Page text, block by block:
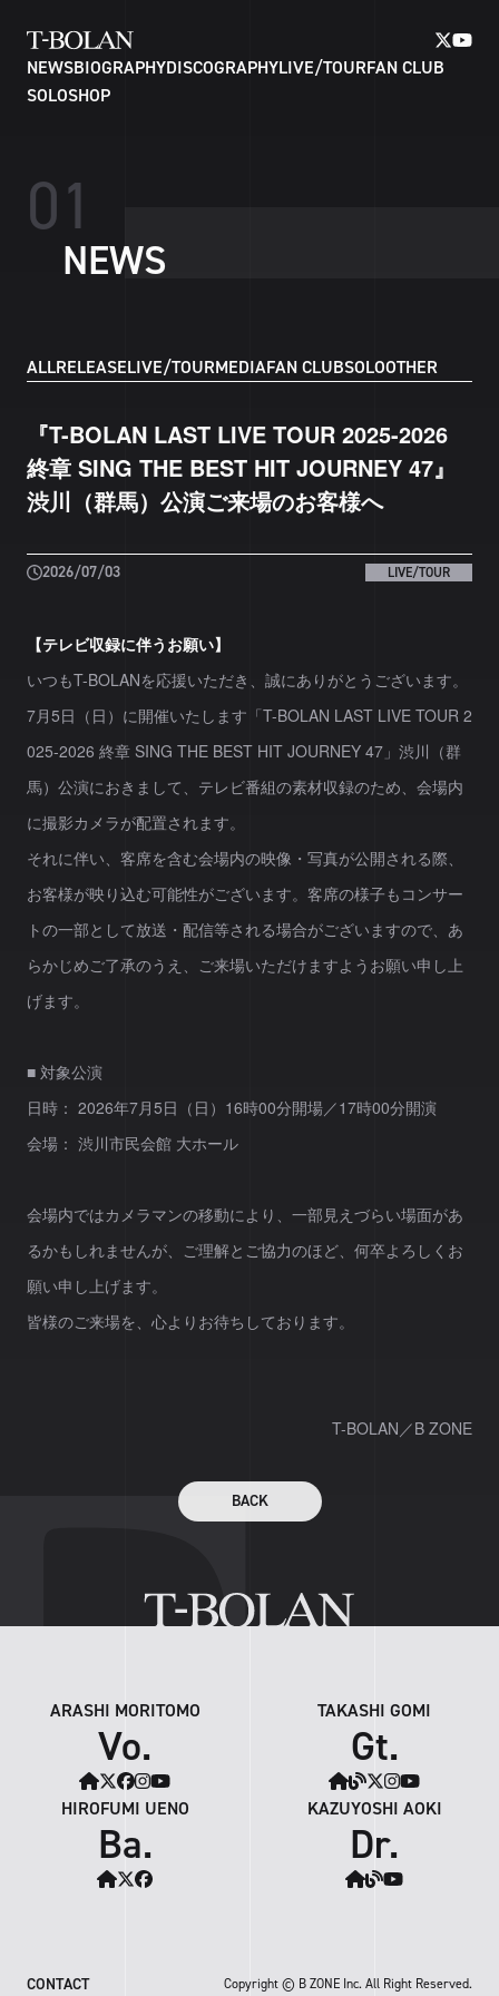
NEWSBIOGRAPHYDISCOGRAPHYLIVE/TOURFAN CLUB
SOLOSHOP
01
NEWS
ALLRELEASELIVE/TOURMEDIAFAN CLUBSOLOOTHER
『T-BOLAN LAST LIVE TOUR 2025-2026
終章 SING THE BEST HIT JOURNEY 47』
渋川（群馬）公演ご来場のお客様へ
2026/07/03 LIVE/TOUR
【テレビ収録に伴うお願い】
​いつもT-BOLANを応援いただき、誠にありがとうございます。
​7月5日（日）に開催いたします「T-BOLAN LAST LIVE TOUR 2
025-2026 終章 SING THE BEST HIT JOURNEY 47」渋川（群
馬）公演におきまして、テレビ番組の素材収録のため、会場内
に撮影カメラが配置されます。
​それに伴い、客席を含む会場内の映像・写真が公開される際、
お客様が映り込む可能性がございます。客席の様子もコンサー
トの一部として放送・配信等される場合がございますので、あ
らかじめご了承のうえ、ご来場いただけますようお願い申し上
げます。
■ 対象公演
​日時： 2026年7月5日（日）16時00分開場／17時00分開演
​会場： 渋川市民会館 大ホール
​会場内ではカメラマンの移動により、一部見えづらい場面があ
るかもしれませんが、ご理解とご協力のほど、何卒よろしくお
願い申し上げます。
​皆様のご来場を、心よりお待ちしております。
T-BOLAN／B ZONE
BACK
ARASHI MORITOMO
Vo.
TAKASHI GOMI
Gt.
HIROFUMI UENO
Ba.
KAZUYOSHI AOKI
Dr.
CONTACT Copyright © B ZONE Inc. All Right Reserved.